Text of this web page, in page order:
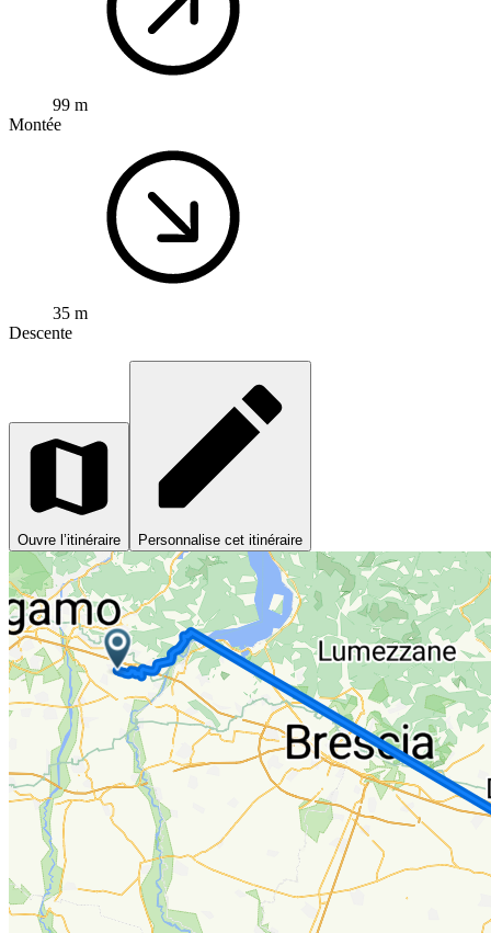
99 m
Montée
35 m
Descente
Ouvre l’itinéraire Personnalise cet itinéraire